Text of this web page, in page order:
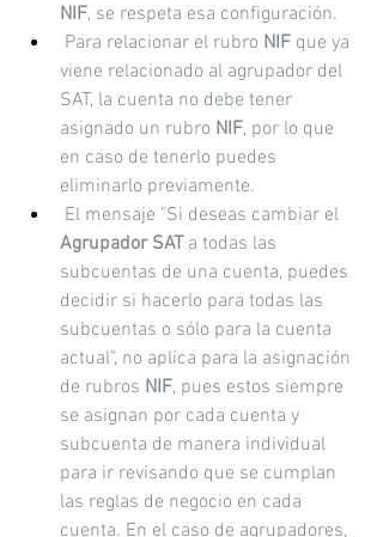
NIF, se respeta esa configuración.
Para relacionar el rubro NIF que ya
viene relacionado al agrupador del
SAT, la cuenta no debe tener
asignado un rubro NIF, por lo que
en caso de tenerlo puedes
eliminarlo previamente.
El mensaje "Si deseas cambiar el
Agrupador SAT a todas las
subcuentas de una cuenta, puedes
decidir si hacerlo para todas las
subcuentas o sólo para la cuenta
actual", no aplica para la asignación
de rubros NIF, pues estos siempre
se asignan por cada cuenta y
subcuenta de manera individual
para ir revisando que se cumplan
las reglas de negocio en cada
cuenta. En el caso de agrupadores,